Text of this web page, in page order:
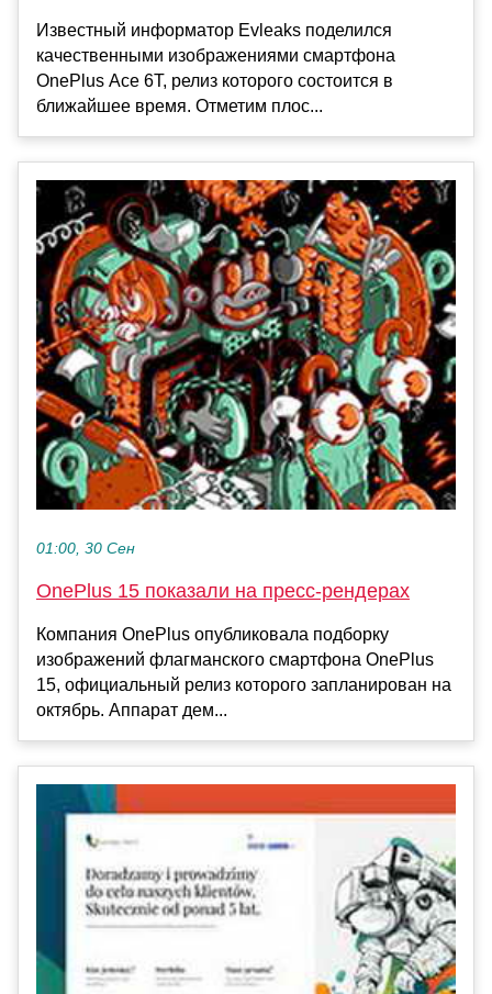
Известный информатор Evleaks поделился
качественными изображениями смартфона
OnePlus Ace 6T, релиз которого состоится в
ближайшее время. Отметим плос...
01:00, 30 Сен
OnePlus 15 показали на пресс-рендерах
Компания OnePlus опубликовала подборку
изображений флагманского смартфона OnePlus
15, официальный релиз которого запланирован на
октябрь. Аппарат дем...